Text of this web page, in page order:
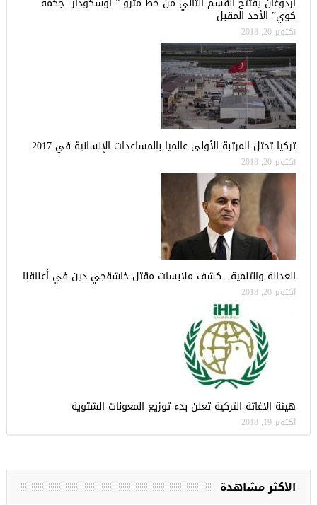
كوي” الأحد المقبل
أكتوبر 20, 2018
تركيا تحتل المرتبة الأولى عالميا بالمساعدات الإنسانية في 2017
أكتوبر 20, 2018
العدالة والتنمية.. كشف ملابسات مقتل خاشقجي دين في أعناقنا
أكتوبر 20, 2018
هيئة الاغاثة التركية تعلن بدء توزيع المعونات الشتوية
أكتوبر 19, 2018
الأكثر مشاهدة